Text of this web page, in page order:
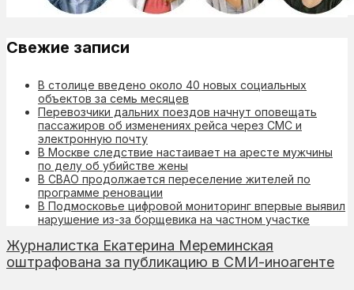
Свежие записи
В столице введено около 40 новых социальных
объектов за семь месяцев
Перевозчики дальних поездов начнут оповещать
пассажиров об изменениях рейса через СМС и
электронную почту
В Москве следствие настаивает на аресте мужчины
по делу об убийстве жены
В СВАО продолжается переселение жителей по
программе реновации
В Подмосковье цифровой мониторинг впервые выявил
нарушение из-за борщевика на частном участке
Журналистка Екатерина Мереминская
оштрафована за публикацию в СМИ-иноагенте